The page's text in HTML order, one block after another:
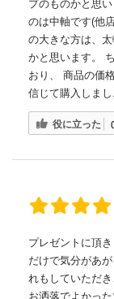
プのものかと思
のは中軸です(他
の大きな方は、
かと思います。
おり、 商品の価
信じて購入しまし
役に立った
プレゼントに頂
だけで気分があ
れもしていただ
お洒落でよかっ